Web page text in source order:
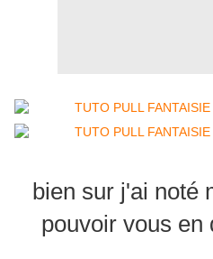
bien sur j'ai noté
pouvoir vous en